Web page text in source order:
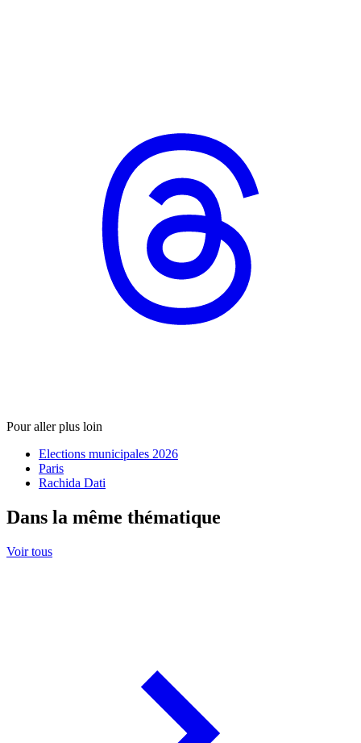
Pour aller plus loin
Elections municipales 2026
Paris
Rachida Dati
Dans la même thématique
Voir tous